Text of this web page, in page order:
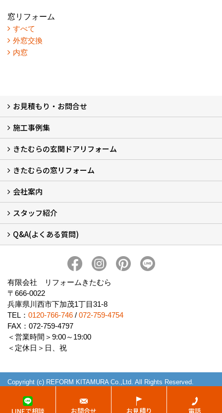
窓リフォーム
すべて
外窓交換
内窓
お見積もり・お問合せ
LINEで概算見積もり
チャットで質問
問い合わせフォームから
オンライン相談
電話で相談
無料現地調査をご希望の方
施工事例集
玄関ドアリフォーム
玄関引戸リフォーム
勝手口ドアリフォーム
窓リフォーム
きたむらの玄関ドアリフォーム
玄関ドアリフォームについて
リシェントについて (23)
・玄関ドアバリエーション (52)
・玄関引戸バリエーション (44)
・勝手口ドアバリエーション (11)
安心の自社施工
無料点検
保証について
価格について
概算見積について (2)
きたむらの窓リフォーム
窓リフォームについて (5)
・内窓設置-LIXILインプラス
・内窓設置-AGCまどまど
・窓交換
・エコガラス交換
・防犯・防災ガラス交換
会社案内
会社概要 (2)
ブログ
アクセス
施工エリア
施工までの流れ
SNSインフォメーション
チャット機能
オンライン打合わせ
補助金について (2)
スタッフ紹介
スタッフ紹介
Q&A(よくある質問)
有限会社 リフォームきたむら
〒666-0022
兵庫県川西市下加茂1丁目31-8
TEL： 0120-766-746 / 072-759-4754
FAX：072-759-4797
＜営業時間＞9:00～19:00
＜定休日＞日、祝
Copyright (c) REFORM KITAMURA Co.,Ltd. All Rights Reserved.
LINEで相談 お問合せ お見積り 電話